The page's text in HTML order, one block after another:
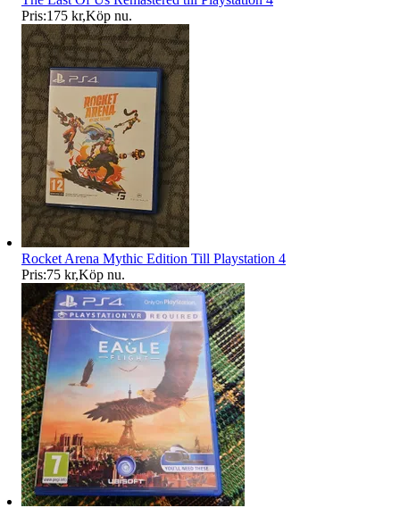
Pris:175 kr,Köp nu.
Rocket Arena Mythic Edition Till Playstation 4
Pris:75 kr,Köp nu.